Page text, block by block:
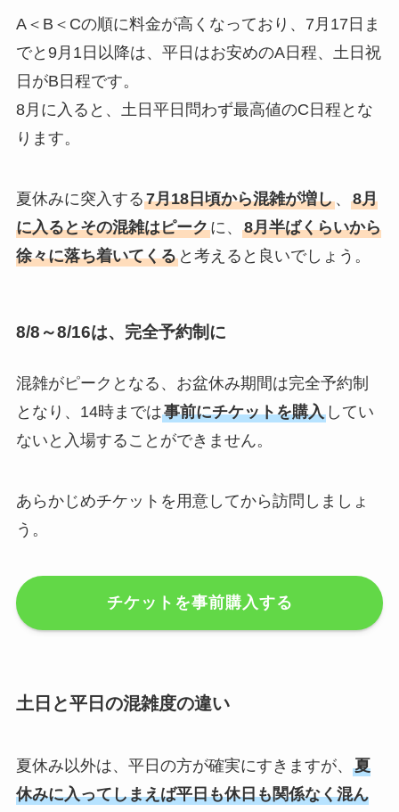
A＜B＜Cの順に料金が高くなっており、7月17日ま
でと9月1日以降は、平日はお安めのA日程、土日祝
日がB日程です。
8月に入ると、土日平日問わず最高値のC日程とな
ります。
夏休みに突入する7月18日頃から混雑が増し、 8月
に入るとその混雑はピークに、 8月半ばくらいから
徐々に落ち着いてくると考えると良いでしょう。
8/8～8/16は、完全予約制に
混雑がピークとなる、お盆休み期間は完全予約制
となり、14時までは事前にチケットを購入してい
ないと入場することができません。
あらかじめチケットを用意してから訪問しましょ
う。
チケットを事前購入する
土日と平日の混雑度の違い
夏休み以外は、平日の方が確実にすきますが、 夏
休みに入ってしまえば平日も休日も関係なく混ん